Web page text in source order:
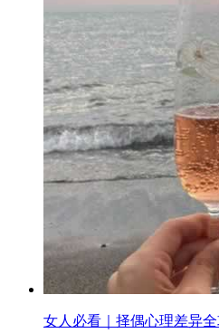
女人必看｜择偶心理差异